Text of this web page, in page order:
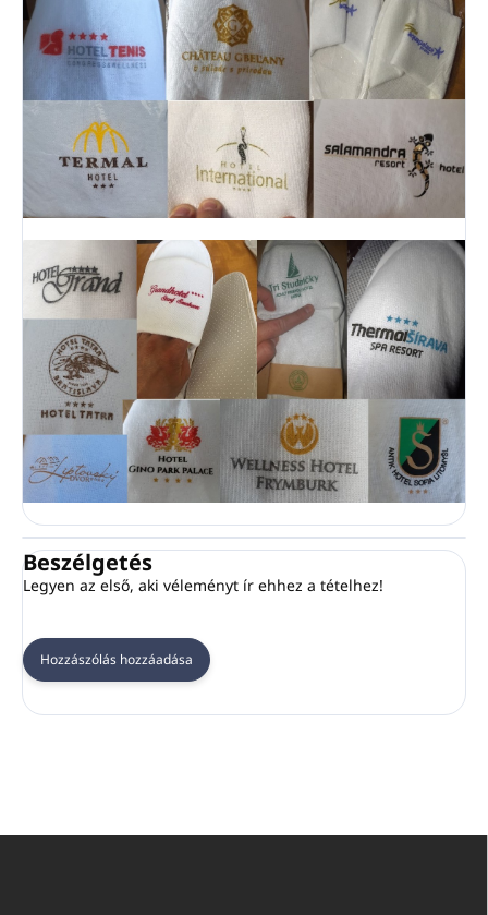
Beszélgetés
Legyen az első, aki véleményt ír ehhez a tételhez!
Hozzászólás hozzáadása